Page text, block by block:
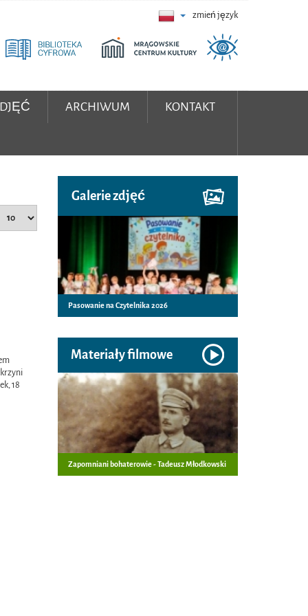
zmień język
ARCHIWUM KONTAKT
18
Galerie zdjęć
Pasowanie na Czytelnika 2026
Materiały filmowe
Zapomniani bohaterowie - Tadeusz Młodkowski